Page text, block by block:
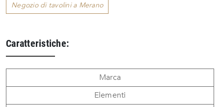
Negozio di tavolini a Merano
Caratteristiche:
Marca
Elementi